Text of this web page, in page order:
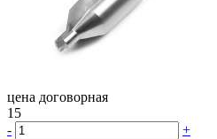
цена договорная
15
-
+